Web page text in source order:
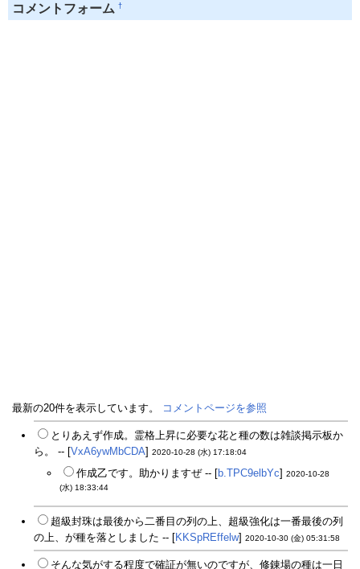
コメントフォーム †
最新の20件を表示しています。 コメントページを参照
とりあえず作成。霊格上昇に必要な花と種の数は雑談掲示板か
ら。 -- [VxA6ywMbCDA] 2020-10-28 (水) 17:18:04
作成乙です。助かりますぜ -- [b.TPC9elbYc] 2020-10-28
(水) 18:33:44
超級封珠は最後から二番目の列の上、超級強化は一番最後の列
の上、が種を落としました -- [KKSpREffelw] 2020-10-30 (金) 05:31:58
そんな気がする程度で確証が無いのですが、修錬場の種は一日